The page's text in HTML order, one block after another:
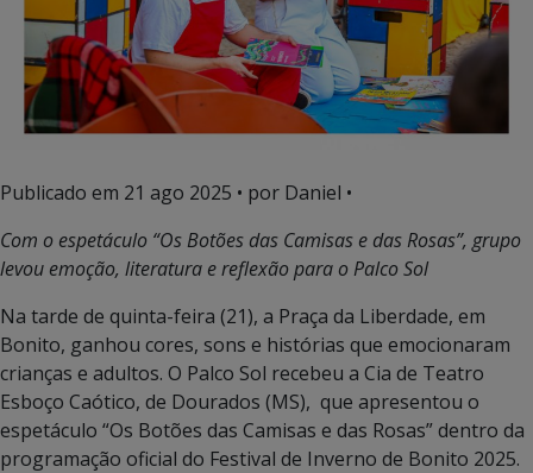
Publicado em 21 ago 2025 • por Daniel •
Com o espetáculo “Os Botões das Camisas e das Rosas”, grupo
levou emoção, literatura e reflexão para o Palco Sol
Na tarde de quinta-feira (21), a Praça da Liberdade, em
Bonito, ganhou cores, sons e histórias que emocionaram
crianças e adultos. O Palco Sol recebeu a Cia de Teatro
Esboço Caótico, de Dourados (MS), que apresentou o
espetáculo “Os Botões das Camisas e das Rosas” dentro da
programação oficial do Festival de Inverno de Bonito 2025.